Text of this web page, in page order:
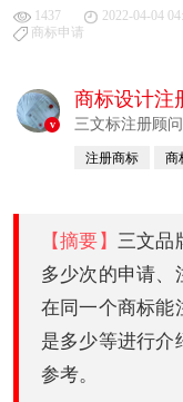
1437 2022-04-04
商标申请
v
商标设计注
三文标注册顾
注册商标 商
【摘要】 三文品
多少次的申请、
在同一个商标能
是多少等进行介
参考。